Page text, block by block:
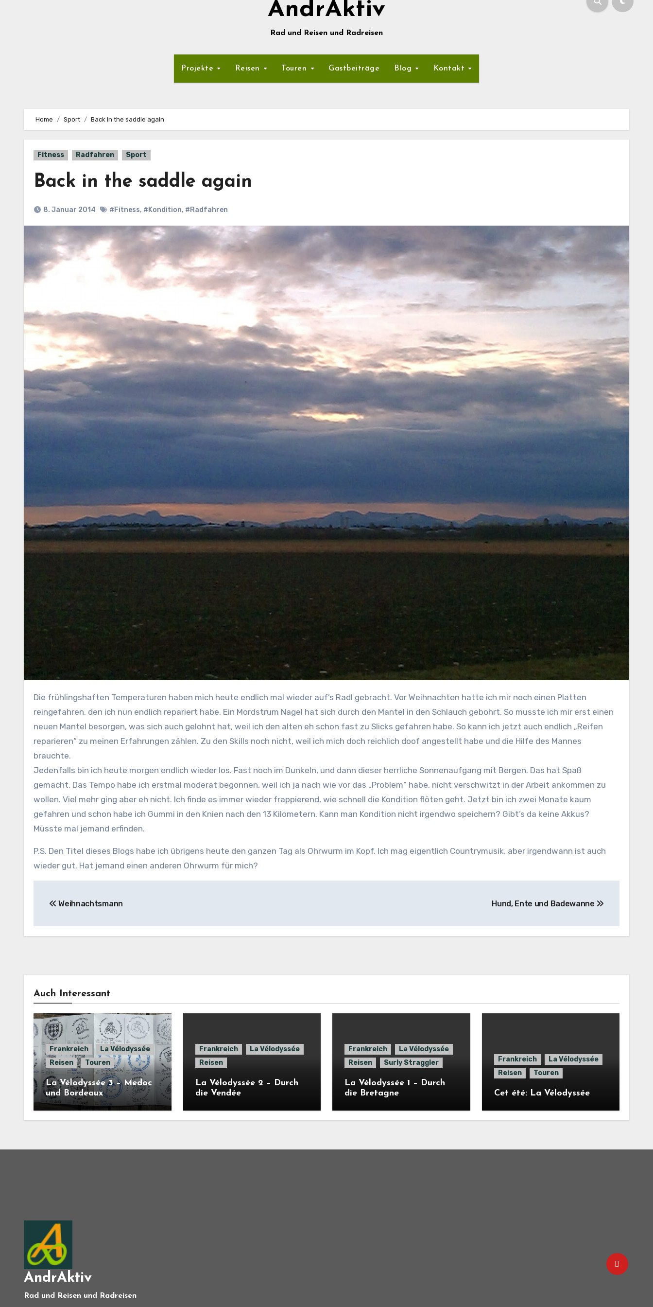
AndrAktiv
Rad und Reisen und Radreisen
Projekte Reisen Touren Gastbeiträge Blog Kontakt
Home Sport Back in the saddle again
Fitness Radfahren Sport
Back in the saddle again
8. Januar 2014 #Fitness, #Kondition, #Radfahren
Die frühlingshaften Temperaturen haben mich heute endlich mal wieder auf’s Radl gebracht. Vor Weihnachten hatte ich mir noch einen Platten
reingefahren, den ich nun endlich repariert habe. Ein Mordstrum Nagel hat sich durch den Mantel in den Schlauch gebohrt. So musste ich mir erst einen
neuen Mantel besorgen, was sich auch gelohnt hat, weil ich den alten eh schon fast zu Slicks gefahren habe. So kann ich jetzt auch endlich „Reifen
reparieren“ zu meinen Erfahrungen zählen. Zu den Skills noch nicht, weil ich mich doch reichlich doof angestellt habe und die Hilfe des Mannes
brauchte.
Jedenfalls bin ich heute morgen endlich wieder los. Fast noch im Dunkeln, und dann dieser herrliche Sonnenaufgang mit Bergen. Das hat Spaß
gemacht. Das Tempo habe ich erstmal moderat begonnen, weil ich ja nach wie vor das „Problem“ habe, nicht verschwitzt in der Arbeit ankommen zu
wollen. Viel mehr ging aber eh nicht. Ich finde es immer wieder frappierend, wie schnell die Kondition flöten geht. Jetzt bin ich zwei Monate kaum
gefahren und schon habe ich Gummi in den Knien nach den 13 Kilometern. Kann man Kondition nicht irgendwo speichern? Gibt’s da keine Akkus?
Müsste mal jemand erfinden.
P.S. Den Titel dieses Blogs habe ich übrigens heute den ganzen Tag als Ohrwurm im Kopf. Ich mag eigentlich Countrymusik, aber irgendwann ist auch
wieder gut. Hat jemand einen anderen Ohrwurm für mich?
Weihnachtsmann Hund, Ente und Badewanne
Auch Interessant
Frankreich
La Vélodyssée
Reisen
Touren
La Vélodyssée 3 – Medoc
und Bordeaux
Frankreich
La Vélodyssée
Reisen
La Vélodyssée 2 – Durch
die Vendée
Frankreich
La Vélodyssée
Reisen
Surly Straggler
La Vélodyssée 1 – Durch
die Bretagne
Frankreich
La Vélodyssée
Reisen
Touren
Cet été: La Vélodyssée
AndrAktiv
Rad und Reisen und Radreisen